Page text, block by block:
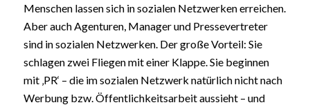
Menschen lassen sich in sozialen Netzwerken erreichen.
Aber auch Agenturen, Manager und Pressevertreter
sind in sozialen Netzwerken. Der große Vorteil: Sie
schlagen zwei Fliegen mit einer Klappe. Sie beginnen
mit ‚PR‘ – die im sozialen Netzwerk natürlich nicht nach
Werbung bzw. Öffentlichkeitsarbeit aussieht – und